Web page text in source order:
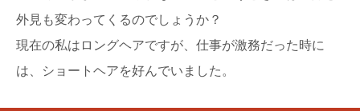
外見も変わってくるのでしょうか？
現在の私はロングヘアですが、仕事が激務だった時に
は、ショートヘアを好んでいました。